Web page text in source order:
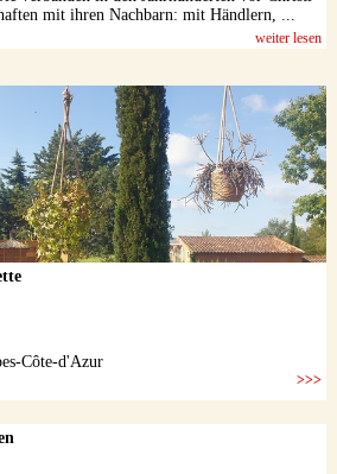
mit ihren Nachbarn: mit Händlern, ...
weiter lesen